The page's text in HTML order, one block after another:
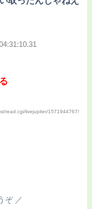
read.cgi/livejupiter/1571944767/
ぞ